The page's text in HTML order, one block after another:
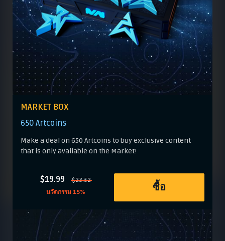
MARKET BOX
650 Artcoins
Make a deal on 650 Artcoins to buy exclusive content
that is only available on the Market!
$19.99
$23.52
นวัตกรรม 15%
ซื้อ